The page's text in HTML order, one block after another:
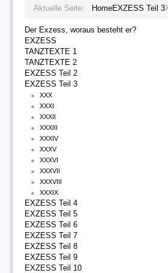
Aktuelle Seite: HomeEXZESS Teil 3
Der Exzess, woraus besteht er?
EXZESS
TANZTEXTE 1
TANZTEXTE 2
EXZESS Teil 2
EXZESS Teil 3
XXX
XXXI
XXXII
XXXIII
XXXIV
XXXV
XXXVI
XXXVII
XXXVIII
XXXIX
EXZESS Teil 4
EXZESS Teil 5
EXZESS Teil 6
EXZESS Teil 7
EXZESS Teil 8
EXZESS Teil 9
EXZESS Teil 10